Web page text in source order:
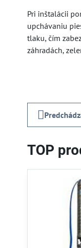
Pri inštalácii
upchávaniu
tlaku, čím
záhradách,
TOP